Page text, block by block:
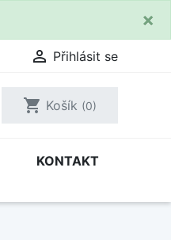
×
 Přihlásit se
shopping_cart Košík (0)
KONTAKT